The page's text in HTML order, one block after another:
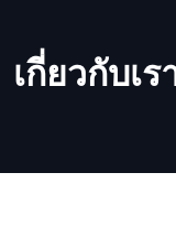
เกี่ยวกับเร